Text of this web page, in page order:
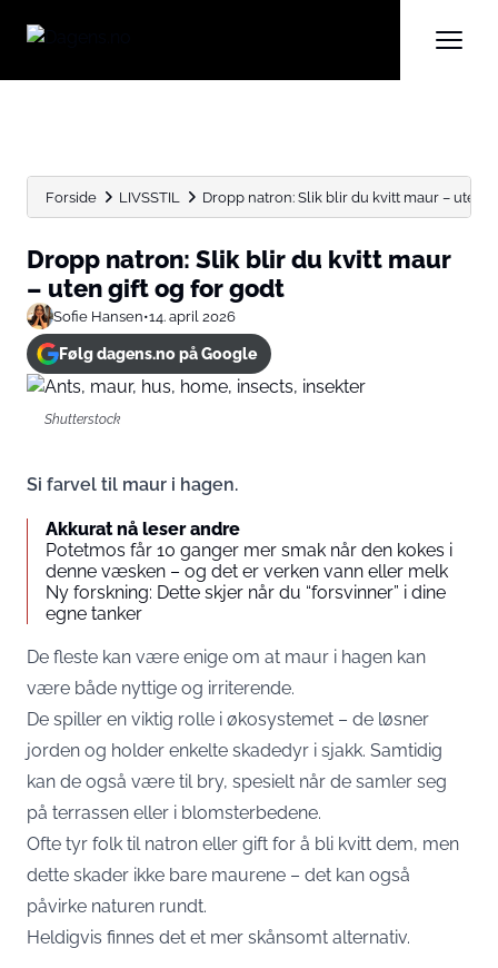
Forside LIVSSTIL Dropp natron: Slik blir du kvitt maur – uten
Dropp natron: Slik blir du kvitt maur
– uten gift og for godt
Sofie Hansen•14. april 2026
Følg dagens.no på Google
Shutterstock
Si farvel til maur i hagen.
Akkurat nå leser andre
Potetmos får 10 ganger mer smak når den kokes i
denne væsken – og det er verken vann eller melk
Ny forskning: Dette skjer når du “forsvinner” i dine
egne tanker
De fleste kan være enige om at maur i hagen kan
være både nyttige og irriterende.
De spiller en viktig rolle i økosystemet – de løsner
jorden og holder enkelte skadedyr i sjakk. Samtidig
kan de også være til bry, spesielt når de samler seg
på terrassen eller i blomsterbedene.
Ofte tyr folk til natron eller gift for å bli kvitt dem, men
dette skader ikke bare maurene – det kan også
påvirke naturen rundt.
Heldigvis finnes det et mer skånsomt alternativ.